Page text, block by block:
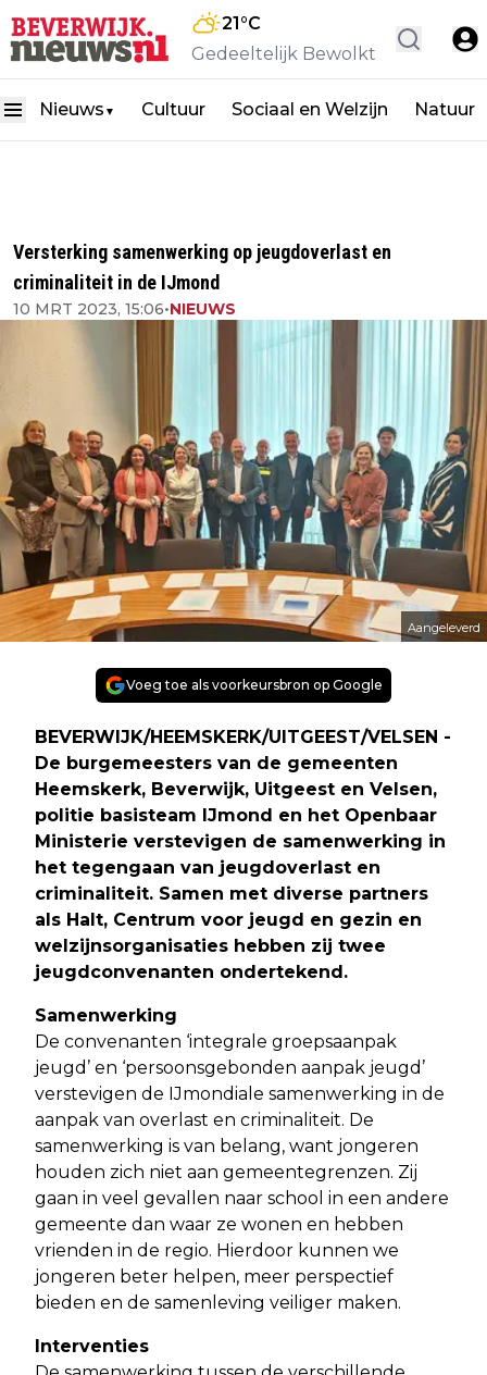
21°C
Gedeeltelijk Bewolkt
Nieuws ▼ Cultuur Sociaal en Welzijn Natuur
Versterking samenwerking op jeugdoverlast en
criminaliteit in de IJmond
10 MRT 2023, 15:06•NIEUWS
Aangeleverd
Voeg toe als voorkeursbron op Google
BEVERWIJK/HEEMSKERK/UITGEEST/VELSEN -
De burgemeesters van de gemeenten
Heemskerk, Beverwijk, Uitgeest en Velsen,
politie basisteam IJmond en het Openbaar
Ministerie verstevigen de samenwerking in
het tegengaan van jeugdoverlast en
criminaliteit. Samen met diverse partners
als Halt, Centrum voor jeugd en gezin en
welzijnsorganisaties hebben zij twee
jeugdconvenanten ondertekend.
Samenwerking
De convenanten ‘integrale groepsaanpak
jeugd’ en ‘persoonsgebonden aanpak jeugd’
verstevigen de IJmondiale samenwerking in de
aanpak van overlast en criminaliteit. De
samenwerking is van belang, want jongeren
houden zich niet aan gemeentegrenzen. Zij
gaan in veel gevallen naar school in een andere
gemeente dan waar ze wonen en hebben
vrienden in de regio. Hierdoor kunnen we
jongeren beter helpen, meer perspectief
bieden en de samenleving veiliger maken.
Interventies